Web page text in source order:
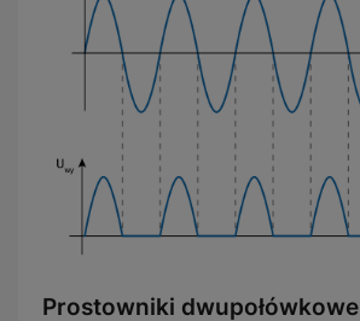
Prostowniki dwupołówkowe